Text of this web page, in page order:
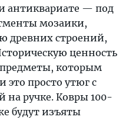
антиквариате — под
мозаики,
древних строений,
ценность
которым
это просто утюг с
на ручке. Ковры 100-
будут изъяты